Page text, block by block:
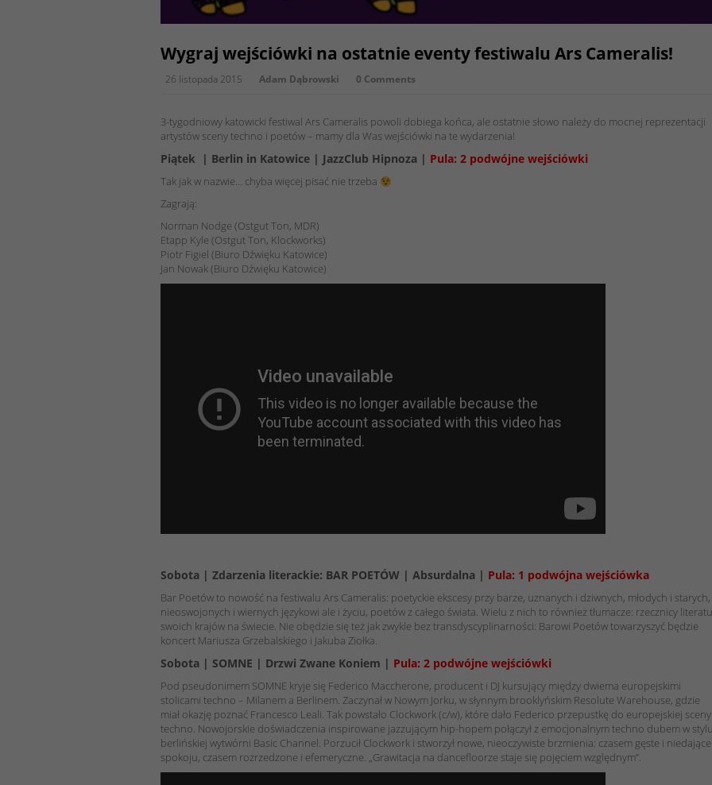
Wygraj wejściówki na ostatnie eventy festiwalu Ars Cameralis!
26 listopada 2015 Adam Dąbrowski 0 Comments
3-tygodniowy katowicki festiwal Ars Cameralis powoli dobiega końca, ale ostatnie słowo należy do mocnej reprezentacji
artystów sceny techno i poetów – mamy dla Was wejściówki na te wydarzenia!
Piątek | Berlin in Katowice | JazzClub Hipnoza | Pula: 2 podwójne wejściówki
Tak jak w nazwie… chyba więcej pisać nie trzeba
Zagrają:
Norman Nodge (Ostgut Ton, MDR)
Etapp Kyle (Ostgut Ton, Klockworks)
Piotr Figiel (Biuro Dźwięku Katowice)
Jan Nowak (Biuro Dźwięku Katowice)
Sobota | Zdarzenia literackie: BAR POETÓW | Absurdalna | Pula: 1 podwójna wejściówka
Bar Poetów to nowość na festiwalu Ars Cameralis: poetyckie ekscesy przy barze, uznanych i dziwnych, młodych i starych,
nieoswojonych i wiernych językowi ale i życiu, poetów z całego świata. Wielu z nich to również tłumacze: rzecznicy
swoich krajów na świecie. Nie obędzie się też jak zwykle bez transdyscyplinarności: Barowi Poetów towarzyszyć będzie
koncert Mariusza Grzebalskiego i Jakuba Ziołka.
Sobota | SOMNE | Drzwi Zwane Koniem | Pula: 2 podwójne wejściówki
Pod pseudonimem SOMNE kryje się Federico Maccherone, producent i DJ kursujący między dwiema europejskimi
stolicami techno – Milanem a Berlinem. Zaczynał w Nowym Jorku, w słynnym brooklyńskim Resolute Warehouse, gdzie
miał okazję poznać Francesco Leali. Tak powstało Clockwork (c/w), które dało Federico przepustkę do europejskiej sceny
techno. Nowojorskie doświadczenia inspirowane jazzującym hip-hopem połączył z emocjonalnym techno dubem w
berlińskiej wytwórni Basic Channel. Porzucił Clockwork i stworzył nowe, nieoczywiste brzmienia: czasem gęste i niedające
spokoju, czasem rozrzedzone i efemeryczne. „Grawitacja na dancefloorze staje się pojęciem względnym”.